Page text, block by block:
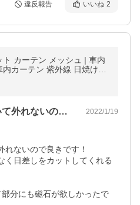
違反報告 いいね 2
ト カーテン メッシュ | 車内
カーテン 紫外線 日焼け防
石 車中泊
磁石がしっかりくっ付いて外れないので良… 2022/1/19
ないので良きです！
く日差しをカットしてくれる
分にも磁石が欲しかったで